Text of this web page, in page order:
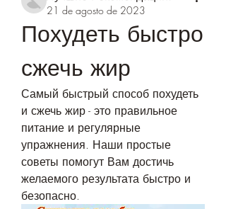
21 de agosto de 2023
Похудеть быстро
сжечь жир
Самый быстрый способ похудеть
и сжечь жир - это правильное
питание и регулярные
упражнения. Наши простые
советы помогут Вам достичь
желаемого результата быстро и
безопасно.